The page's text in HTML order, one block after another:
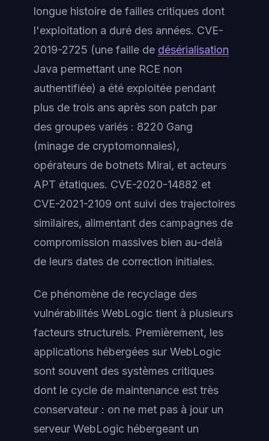
longue histoire de failles critiques dont
l'exploitation a duré des années. CVE-
2019-2725 (une faille de désérialisation
Java permettant une RCE non
authentifiée) a été exploitée pendant
plus de trois ans après son patch par
des groupes variés : 8220 Gang
(minage de cryptomonnaies),
opérateurs de botnets Mirai, et acteurs
APT étatiques. CVE-2020-14882 et
CVE-2021-2109 ont suivi des trajectoires
similaires, alimentant des campagnes de
compromission massives bien au-delà
de leurs dates de correction initiales.
Ce phénomène de recyclage des
vulnérabilités WebLogic tient à plusieurs
facteurs structurels. Premièrement, les
applications hébergées sur WebLogic
sont souvent des systèmes critiques
dont le cycle de maintenance est très
conservateur : on ne met pas à jour un
serveur WebLogic hébergeant un